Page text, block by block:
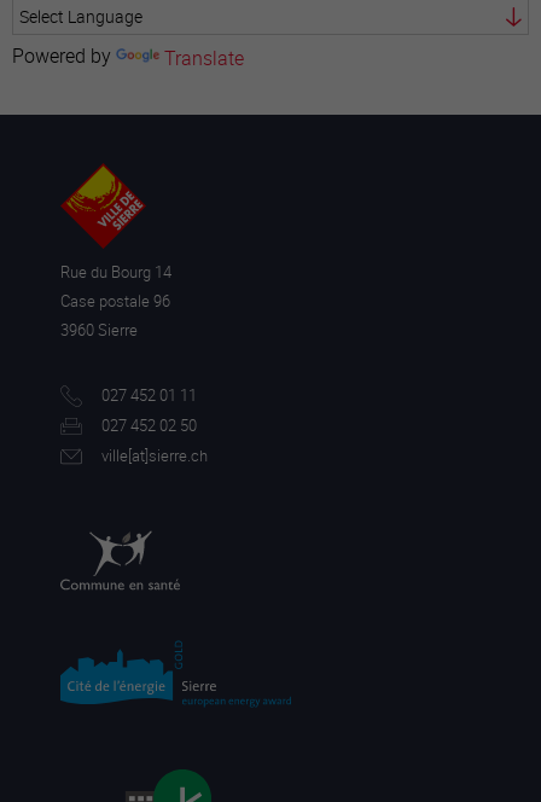
Powered by Translate
Rue du Bourg 14
Case postale 96
3960 Sierre
027 452 01 11
027 452 02 50
ville[at]sierre.ch